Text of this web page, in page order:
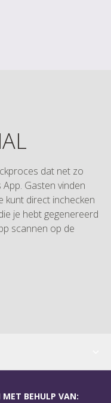
dat net zo
Gasten vinden
kunt direct inchecken
je hebt gegenereerd
scannen op de
MET BEHULP VAN: